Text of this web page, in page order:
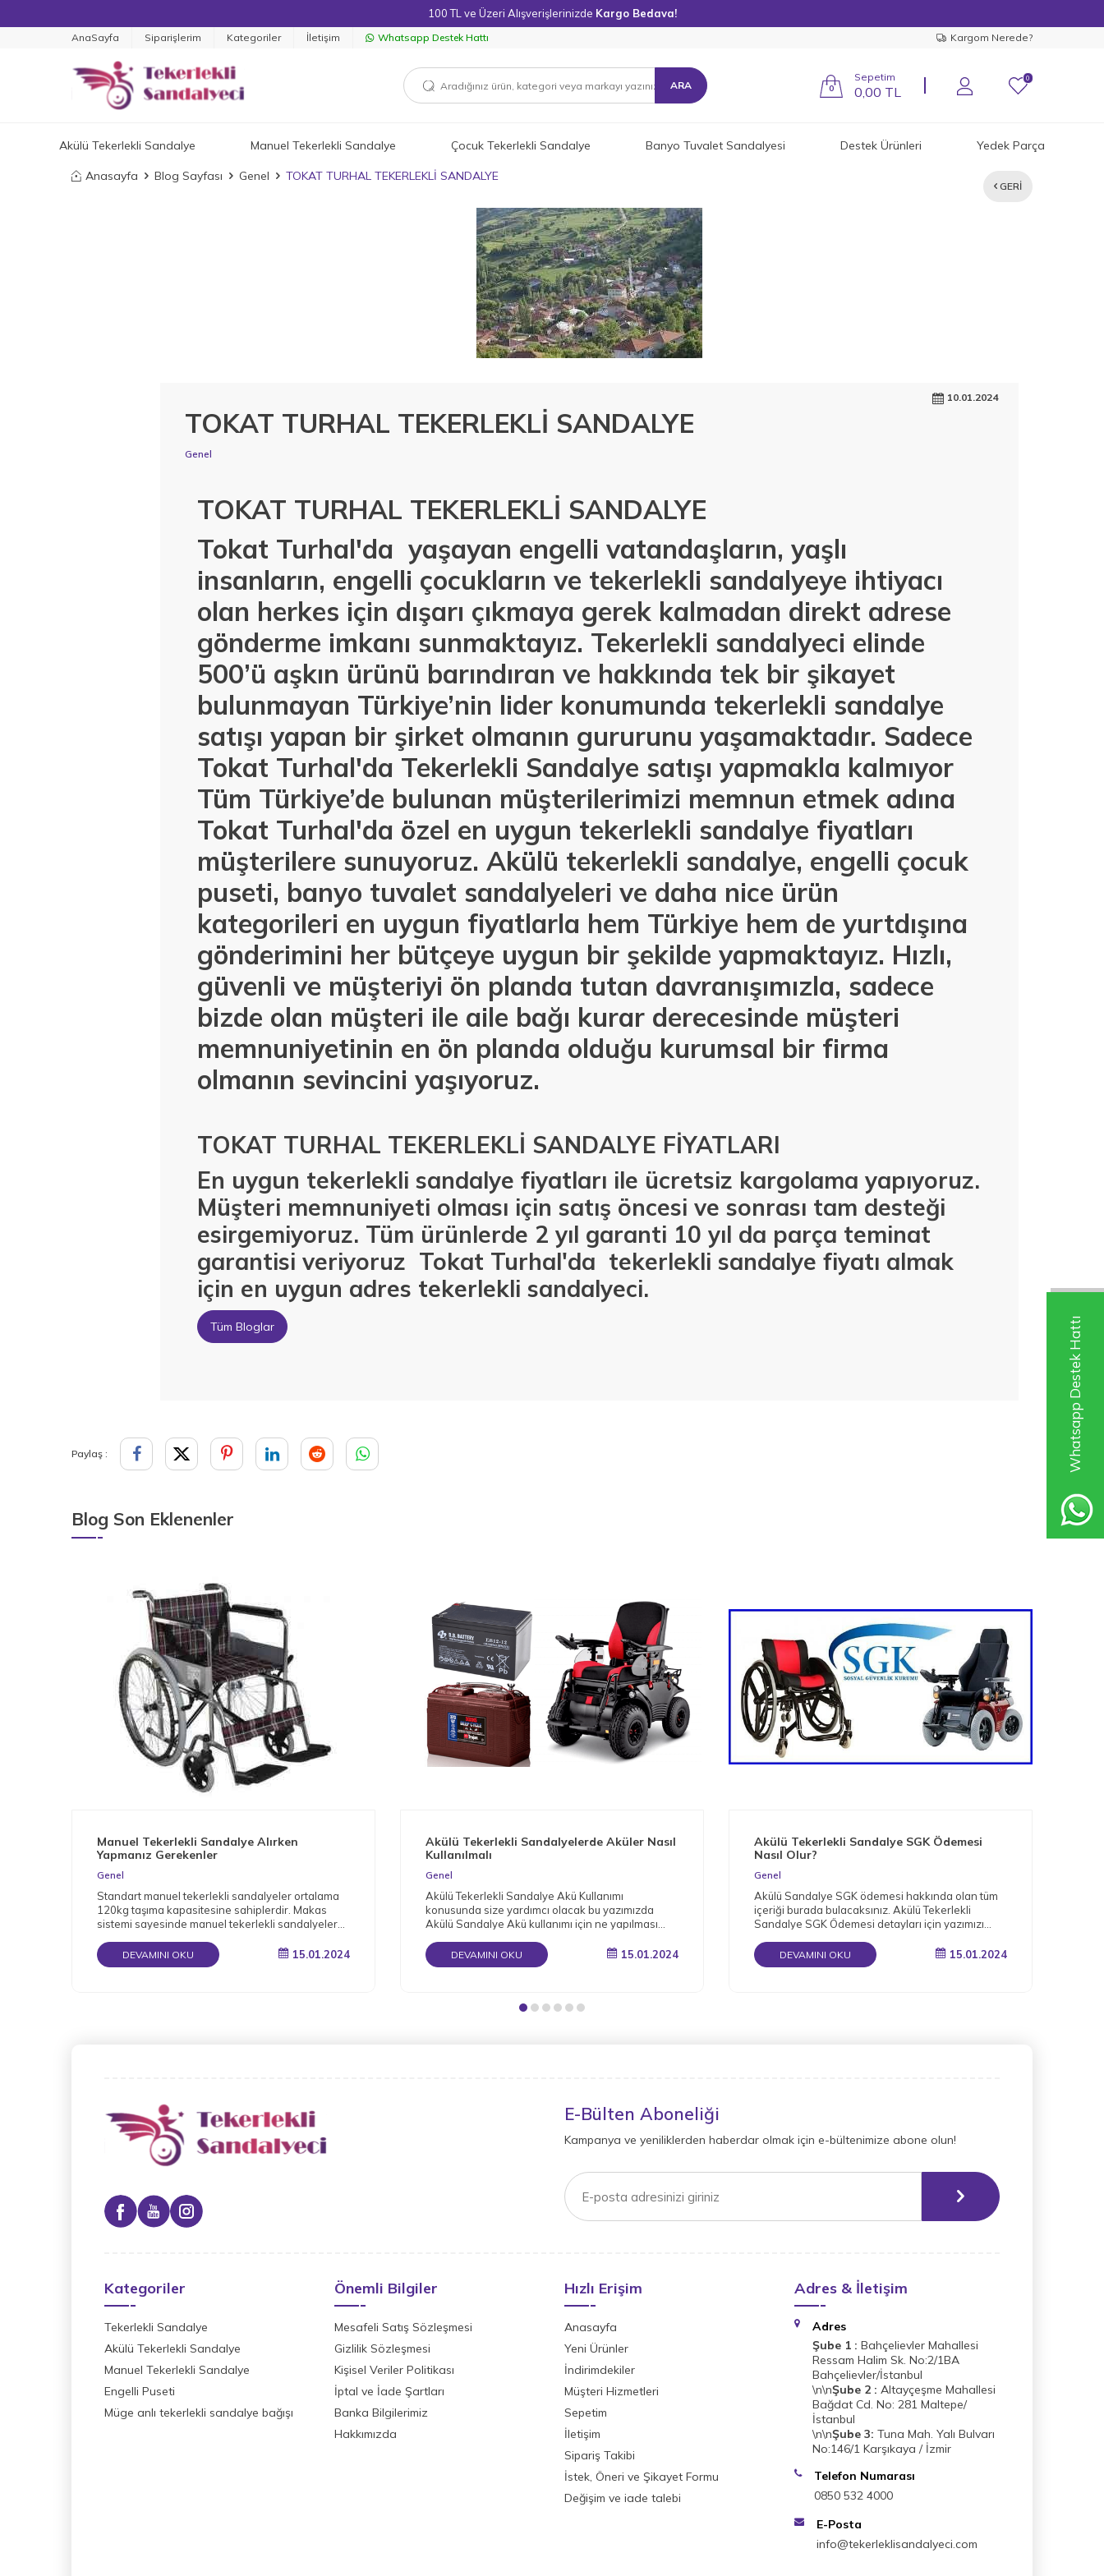
Whatsapp Destek Hattı
100 TL ve Üzeri Alışverişlerinizde Kargo Bedava!
AnaSayfa Siparişlerim Kategoriler İletişim Whatsapp Destek Hattı Kargom Nerede?
ARA 0
Sepetim
0,00 TL
0
Akülü Tekerlekli Sandalye Manuel Tekerlekli Sandalye Çocuk Tekerlekli Sandalye Banyo Tuvalet Sandalyesi Destek Ürünleri Yedek Parça
Anasayfa Blog Sayfası Genel TOKAT TURHAL TEKERLEKLİ SANDALYE
GERI
10.01.2024
TOKAT TURHAL TEKERLEKLİ SANDALYE
Genel
TOKAT TURHAL TEKERLEKLİ SANDALYE
Tokat Turhal'da yaşayan engelli vatandaşların, yaşlı
insanların, engelli çocukların ve tekerlekli sandalyeye ihtiyacı
olan herkes için dışarı çıkmaya gerek kalmadan direkt adrese
gönderme imkanı sunmaktayız. Tekerlekli sandalyeci elinde
500’ü aşkın ürünü barındıran ve hakkında tek bir şikayet
bulunmayan Türkiye’nin lider konumunda tekerlekli sandalye
satışı yapan bir şirket olmanın gururunu yaşamaktadır. Sadece
Tokat Turhal'da Tekerlekli Sandalye satışı yapmakla kalmıyor
Tüm Türkiye’de bulunan müşterilerimizi memnun etmek adına
Tokat Turhal'da özel en uygun tekerlekli sandalye fiyatları
müşterilere sunuyoruz. Akülü tekerlekli sandalye, engelli çocuk
puseti, banyo tuvalet sandalyeleri ve daha nice ürün
kategorileri en uygun fiyatlarla hem Türkiye hem de yurtdışına
gönderimini her bütçeye uygun bir şekilde yapmaktayız. Hızlı,
güvenli ve müşteriyi ön planda tutan davranışımızla, sadece
bizde olan müşteri ile aile bağı kurar derecesinde müşteri
memnuniyetinin en ön planda olduğu kurumsal bir firma
olmanın sevincini yaşıyoruz.
TOKAT TURHAL TEKERLEKLİ SANDALYE FİYATLARI
En uygun tekerlekli sandalye fiyatları ile ücretsiz kargolama yapıyoruz.
Müşteri memnuniyeti olması için satış öncesi ve sonrası tam desteği
esirgemiyoruz. Tüm ürünlerde 2 yıl garanti 10 yıl da parça teminat
garantisi veriyoruz Tokat Turhal'da tekerlekli sandalye fiyatı almak
için en uygun adres tekerlekli sandalyeci.
Tüm Bloglar
Paylaş :
Blog Son Eklenenler
Manuel Tekerlekli Sandalye Alırken
Yapmanız Gerekenler
Genel
Standart manuel tekerlekli sandalyeler ortalama
120kg taşıma kapasitesine sahiplerdir. Makas
sistemi sayesinde manuel tekerlekli sandalyeler
DEVAMINI OKU 15.01.2024
Akülü Tekerlekli Sandalyelerde Aküler Nasıl
Kullanılmalı
Genel
Akülü Tekerlekli Sandalye Akü Kullanımı
konusunda size yardımcı olacak bu yazımızda
Akülü Sandalye Akü kullanımı için ne yapılması
DEVAMINI OKU 15.01.2024
Akülü Tekerlekli Sandalye SGK Ödemesi
Nasıl Olur?
Genel
Akülü Sandalye SGK ödemesi hakkında olan tüm
içeriği burada bulacaksınız. Akülü Tekerlekli
Sandalye SGK Ödemesi detayları için yazımızı
DEVAMINI OKU 15.01.2024
E-Bülten Aboneliği
Kampanya ve yeniliklerden haberdar olmak için e-bültenimize abone olun!
Kategoriler
Tekerlekli Sandalye
Akülü Tekerlekli Sandalye
Manuel Tekerlekli Sandalye
Engelli Puseti
Müge anlı tekerlekli sandalye bağışı
Önemli Bilgiler
Mesafeli Satış Sözleşmesi
Gizlilik Sözleşmesi
Kişisel Veriler Politikası
İptal ve İade Şartları
Banka Bilgilerimiz
Hakkımızda
Hızlı Erişim
Anasayfa
Yeni Ürünler
İndirimdekiler
Müşteri Hizmetleri
Sepetim
İletişim
Sipariş Takibi
İstek, Öneri ve Şikayet Formu
Değişim ve iade talebi
Adres & İletişim
Adres
Şube 1 : Bahçelievler Mahallesi
Ressam Halim Sk. No:2/1BA
Bahçelievler/İstanbul
\n\nŞube 2 : Altayçeşme Mahallesi
Bağdat Cd. No: 281 Maltepe/
İstanbul
\n\nŞube 3: Tuna Mah. Yalı Bulvarı
No:146/1 Karşıkaya / İzmir
Telefon Numarası
0850 532 4000
E-Posta
info@tekerleklisandalyeci.com